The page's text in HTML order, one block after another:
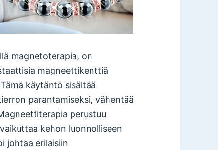
magnetoterapia, on
magneettikenttiä
käytäntö sisältää
parantamiseksi, vähentää
perustuu
kehon luonnolliseen
johtaa erilaisiin